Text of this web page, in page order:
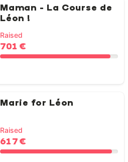
Maman - La Course de
Léon !
Raised
701 €
Marie for Léon
Raised
617 €